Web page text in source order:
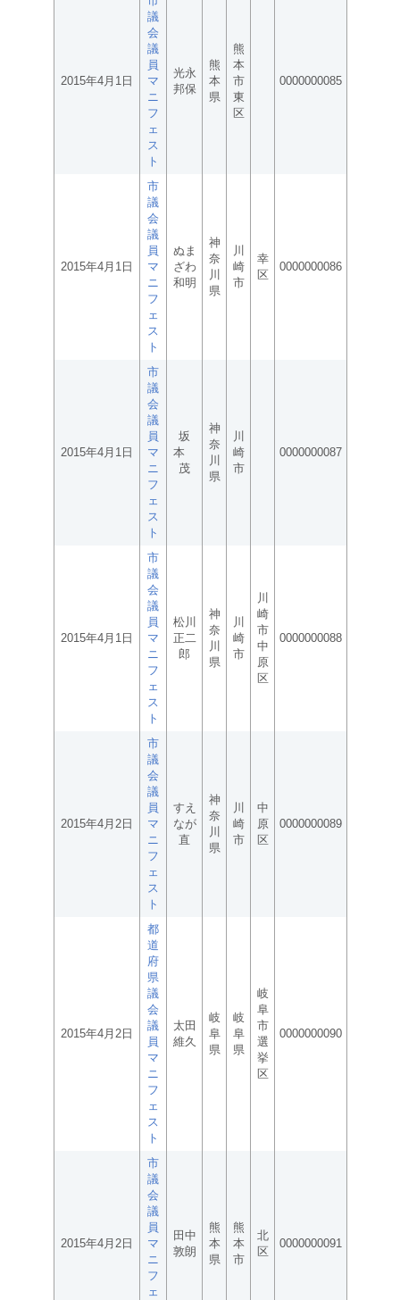
2015年4月1日
議
会
議
員
マ
ニ
フ
ェ
ス
ト
光永
邦保
熊
本
県
熊
本
市
東
区
0000000085
2015年4月1日
市
議
会
議
員
マ
ニ
フ
ェ
ス
ト
ぬま
ざわ
和明
神
奈
川
県
川
崎
市
幸
区
0000000086
2015年4月1日
市
議
会
議
員
マ
ニ
フ
ェ
ス
ト
坂
本
茂
神
奈
川
県
川
崎
市
0000000087
2015年4月1日
市
議
会
議
員
マ
ニ
フ
ェ
ス
ト
松川
正二
郎
神
奈
川
県
川
崎
市
川
崎
市
中
原
区
0000000088
2015年4月2日
市
議
会
議
員
マ
ニ
フ
ェ
ス
ト
すえ
なが
直
神
奈
川
県
川
崎
市
中
原
区
0000000089
2015年4月2日
都
道
府
県
議
会
議
員
マ
ニ
フ
ェ
ス
ト
太田
維久
岐
阜
県
岐
阜
県
岐
阜
市
選
挙
区
0000000090
2015年4月2日
市
議
会
議
員
マ
ニ
フ
ェ
田中
敦朗
熊
本
県
熊
本
市
北
区
0000000091